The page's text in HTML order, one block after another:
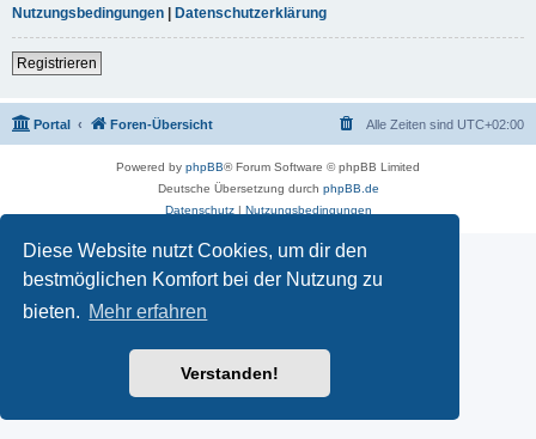
Diese Website nutzt Cookies, um dir den
bestmöglichen Komfort bei der Nutzung zu
bieten. Mehr erfahren
Verstanden!
Nutzungsbedingungen | Datenschutzerklärung
Registrieren
Portal Foren-Übersicht Alle Zeiten sind UTC+02:00
Powered by phpBB® Forum Software © phpBB Limited
Deutsche Übersetzung durch phpBB.de
Datenschutz| Nutzungsbedingungen